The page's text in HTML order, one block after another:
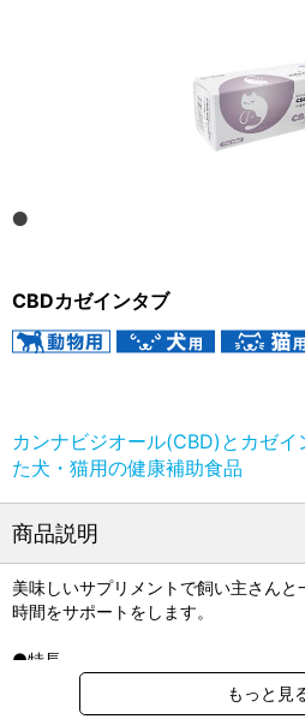
CBDカゼインタブ
カンナビジオール(CBD)とカゼ
た犬・猫用の健康補助食品
商品説明
美味しいサプリメントで飼い主さん
時間をサポートをします。
●特長
＜カンナビジオール(CBD)＞
CBDはWHO(世界保健機関)も認めて
もっと見